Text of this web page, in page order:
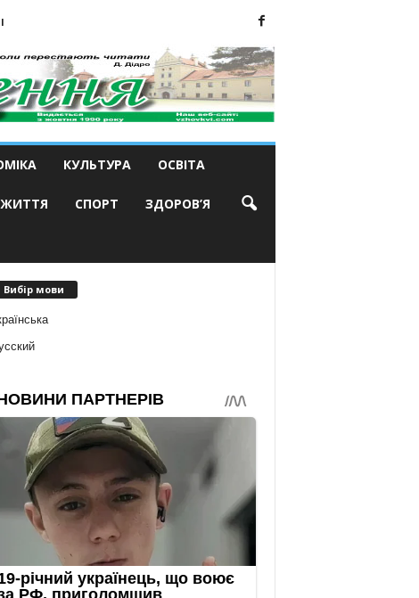
КУЛЬТУРА ОСВІТА
ЖИТТЯ СПОРТ ЗДОРОВ’Я
Вибір мови